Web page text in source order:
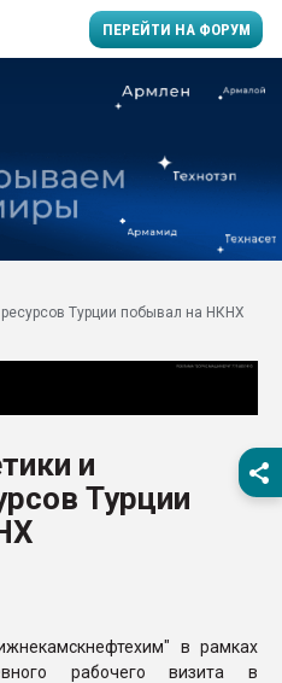
ПЕРЕЙТИ НА ФОРУМ
цикла
заводу пластмасс"
28.07.2026
28.07.2026
ситуацией на
ПЕРЕЙТИ НА
Турции побывал на НКНХ
и
Турции
в рамках
рабочего визита в